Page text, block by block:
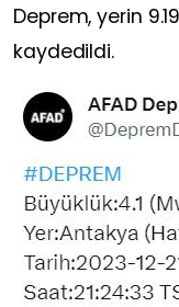
Deprem, yerin
kaydedildi.